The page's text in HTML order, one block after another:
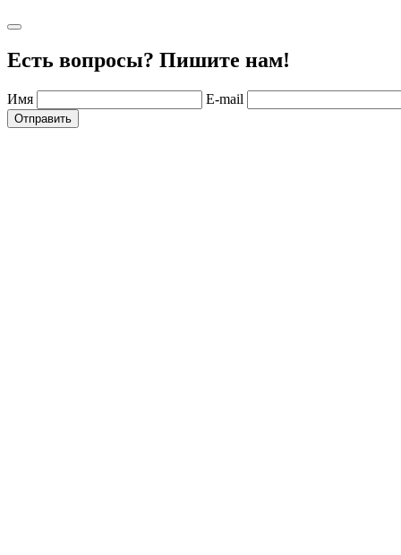
Есть вопросы? Пишите нам!
Имя E-mail